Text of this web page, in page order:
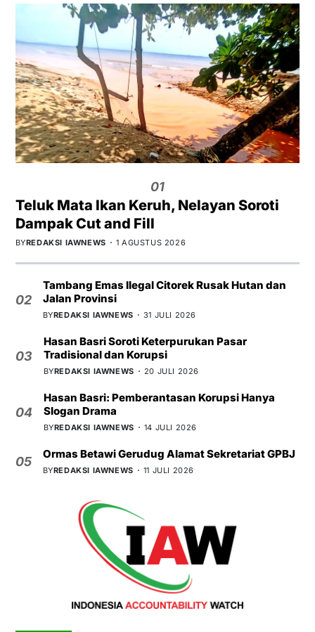
01
Teluk Mata Ikan Keruh, Nelayan Soroti
Dampak Cut and Fill
BYREDAKSI IAWNEWS 1 AGUSTUS 2026
02
Tambang Emas Ilegal Citorek Rusak Hutan dan
Jalan Provinsi
BYREDAKSI IAWNEWS 31 JULI 2026
03
Hasan Basri Soroti Keterpurukan Pasar
Tradisional dan Korupsi
BYREDAKSI IAWNEWS 20 JULI 2026
04
Hasan Basri: Pemberantasan Korupsi Hanya
Slogan Drama
BYREDAKSI IAWNEWS 14 JULI 2026
05
Ormas Betawi Gerudug Alamat Sekretariat GPBJ
BYREDAKSI IAWNEWS 11 JULI 2026